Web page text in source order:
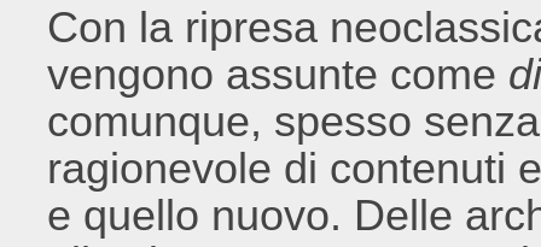
Con la ripresa
vengono assunte come
comunque, spesso
ragionevole di contenuti
e quello nuovo. Delle